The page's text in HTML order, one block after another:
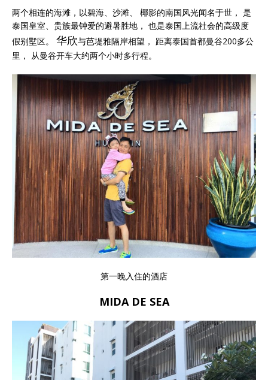
两个相连的海滩，以碧海、沙滩、 椰影的南国风光闻名于世， 是
泰国皇室、贵族最钟爱的避暑胜地， 也是泰国上流社会的高级度
假别墅区。 华欣与芭堤雅隔岸相望， 距离泰国首都曼谷200多公
里， 从曼谷开车大约两个小时多行程。
第一晚入住的酒店
MIDA DE SEA